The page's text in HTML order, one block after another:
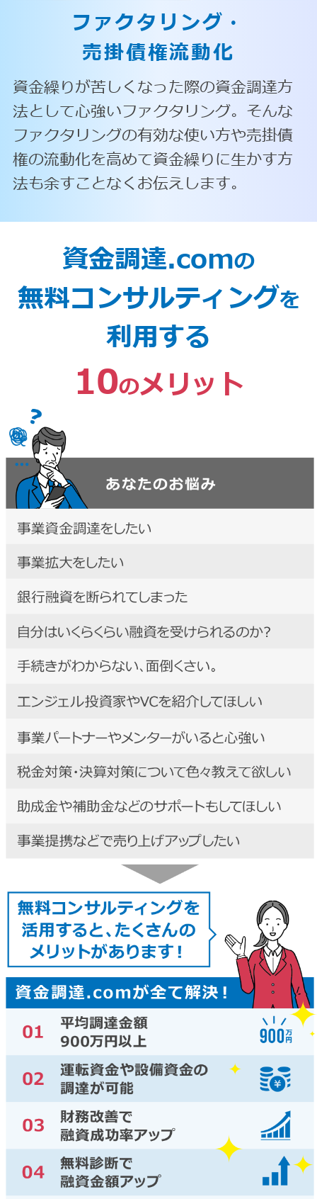
ファクタリング・
売掛債権流動化
資金繰りが苦しくなった際の資金調達方
法として心強いファクタリング。そんな
ファクタリングの有効な使い方や売掛債
権の流動化を高めて資金繰りに生かす方
法も余すことなくお伝えします。
資金調達.comの
無料コンサルティングを
利用する
10のメリット